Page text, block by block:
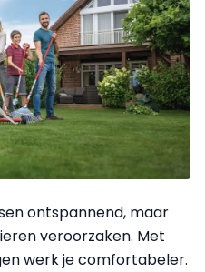
ontspannend, maar
veroorzaken. Met
werk je comfortabeler.